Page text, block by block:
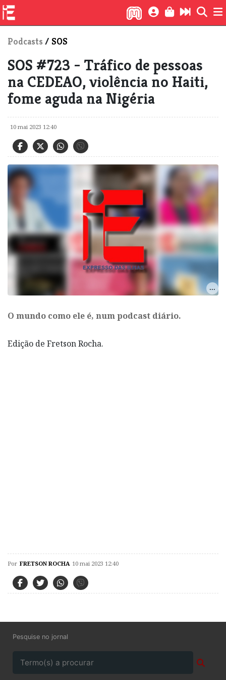
Podcasts / SOS
SOS #723 - Tráfico de pessoas
na CEDEAO, violência no Haiti,
fome aguda na Nigéria
10 mai 2023 12:40
O mundo como ele é, num podcast diário.
Edição de Fretson Rocha.
Por FRETSON ROCHA 10 mai 2023 12:40
Pesquise no jornal